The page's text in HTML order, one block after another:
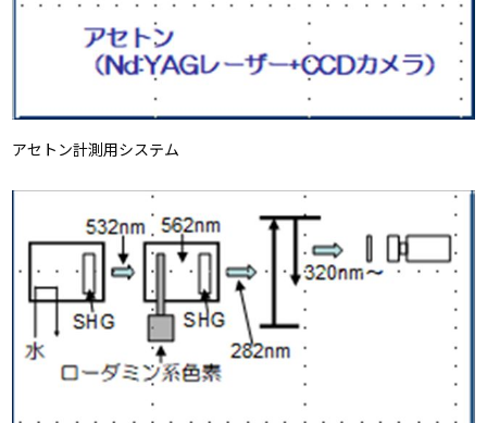
アセトン計測用システム